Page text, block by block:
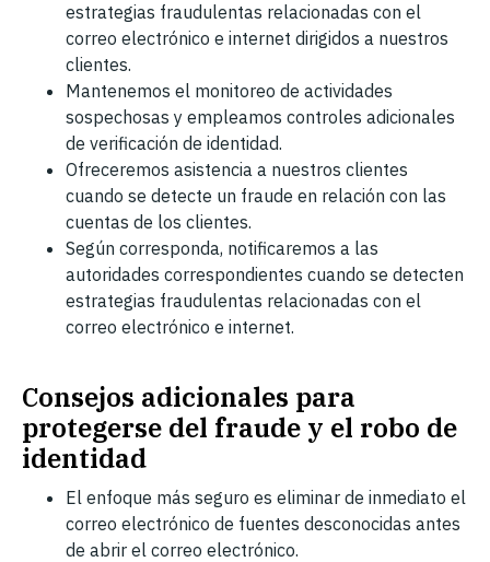
estrategias fraudulentas relacionadas con el
correo electrónico e internet dirigidos a nuestros
clientes.
Mantenemos el monitoreo de actividades
sospechosas y empleamos controles adicionales
de verificación de identidad.
Ofreceremos asistencia a nuestros clientes
cuando se detecte un fraude en relación con las
cuentas de los clientes.
Según corresponda, notificaremos a las
autoridades correspondientes cuando se detecten
estrategias fraudulentas relacionadas con el
correo electrónico e internet.
Consejos adicionales para
protegerse del fraude y el robo de
identidad
El enfoque más seguro es eliminar de inmediato el
correo electrónico de fuentes desconocidas antes
de abrir el correo electrónico.